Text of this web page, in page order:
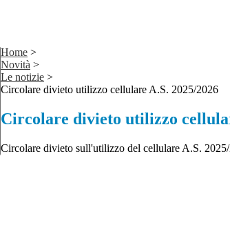
Home >
Novità >
Le notizie >
Circolare divieto utilizzo cellulare A.S. 2025/2026
Circolare divieto utilizzo
Circolare divieto sull'utilizzo del cellulare A.S.